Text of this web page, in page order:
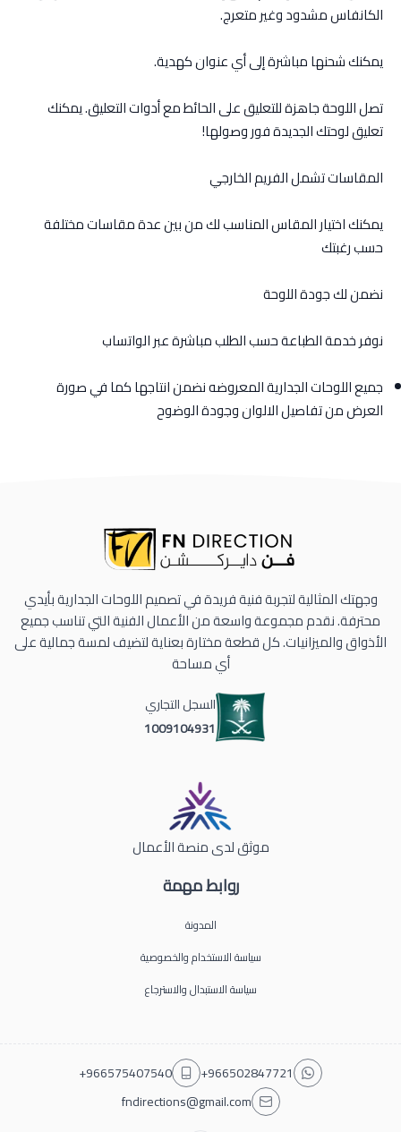
الكانفاس مشدود وغير متعرج.
يمكنك شحنها مباشرة إلى أي عنوان كهدية.
تصل اللوحة جاهزة للتعليق على الحائط مع أدوات التعليق. يمكنك
تعليق لوحتك الجديدة فور وصولها!
المقاسات تشمل الفريم الخارجي
يمكنك اختيار المقاس المناسب لك من بين عدة مقاسات مختلفة
حسب رغبتك
نضمن لك جودة اللوحة
نوفر خدمة الطباعة حسب الطلب مباشرة عبر الواتساب
جميع اللوحات الجدارية المعروضه نضمن انتاجها كما في صورة
العرض من تفاصيل الالوان وجودة الوضوح
روابط مهمة
المدونة
سياسة الاستخدام والخصوصية
سياسة الاستبدال والاسترجاع
وجهتك المثالية لتجربة فنية فريدة في تصميم اللوحات الجدارية بأيدي
محترفة. نقدم مجموعة واسعة من الأعمال الفنية التي تناسب جميع
الأذواق والميزانيات. كل قطعة مختارة بعناية لتضيف لمسة جمالية على
أي مساحة
السجل التجاري
1009104931
موثق لدى منصة الأعمال
+966502847721
+966575407540
fndirections@gmail.com